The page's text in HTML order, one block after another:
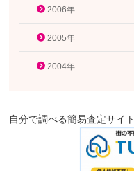
2006年
2005年
2004年
自分で調べる簡易査定サイト